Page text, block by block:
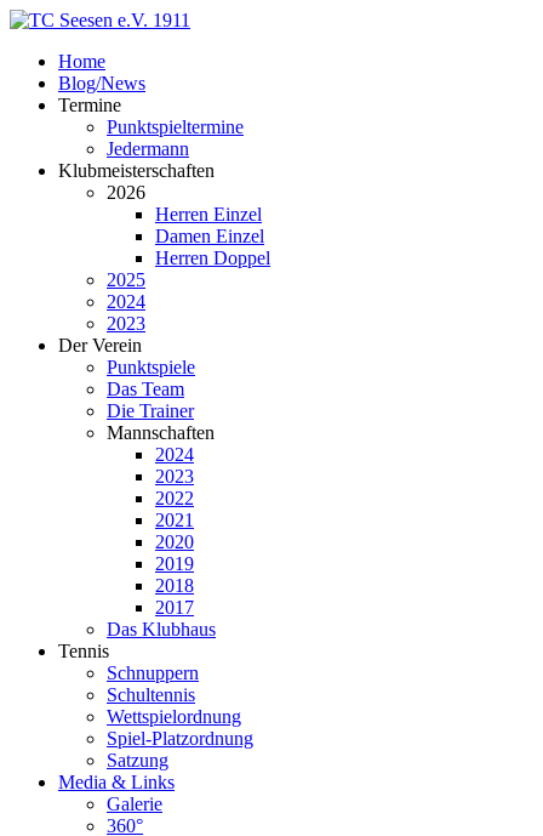
Home
Blog/News
Termine
Punktspieltermine
Jedermann
Klubmeisterschaften
2026
Herren Einzel
Damen Einzel
Herren Doppel
2025
2024
2023
Der Verein
Punktspiele
Das Team
Die Trainer
Mannschaften
2024
2023
2022
2021
2020
2019
2018
2017
Das Klubhaus
Tennis
Schnuppern
Schultennis
Wettspielordnung
Spiel-Platzordnung
Satzung
Media & Links
Galerie
360°